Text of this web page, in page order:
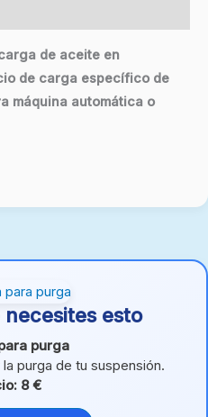
de aceite en
de carga específico de
máquina automática o
esto
purga
purga de tu suspensión.
8 €